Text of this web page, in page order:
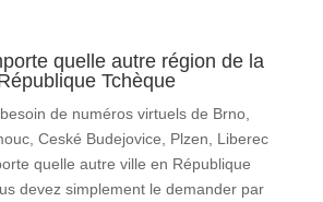
quelle autre région de la
Tchèque
de numéros virtuels de Brno,
Ceské Budejovice, Plzen, Liberec
quelle autre ville en République
devez simplement le demander par